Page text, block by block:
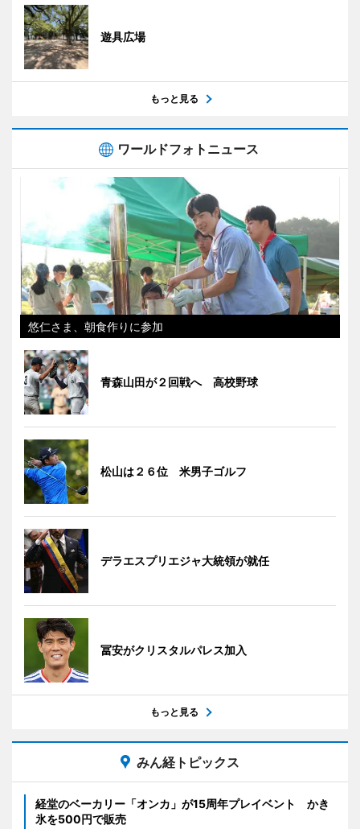
遊具広場
もっと見る
ワールドフォトニュース
悠仁さま、朝食作りに参加
青森山田が２回戦へ 高校野球
松山は２６位 米男子ゴルフ
デラエスプリエジャ大統領が就任
冨安がクリスタルパレス加入
もっと見る
みん経トピックス
経堂のベーカリー「オンカ」が15周年プレイベント かき
氷を500円で販売